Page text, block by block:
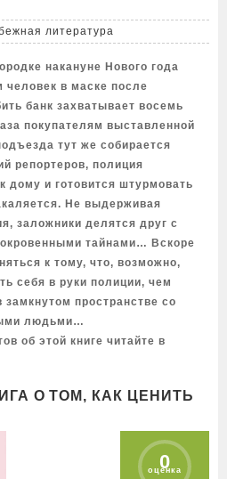
литература
накануне Нового года
человек в маске после
банк захватывает восемь
покупателям выставленной
тут же собирается
репортеров, полиция
дому и готовится штурмовать
Не выдерживая
заложники делятся друг с
тайнами… Вскоре
к тому, что, возможно,
себя в руки полиции, чем
пространстве со
людьми…
об этой книге читайте в
О ТОМ, КАК ЦЕНИТЬ
0
оценка